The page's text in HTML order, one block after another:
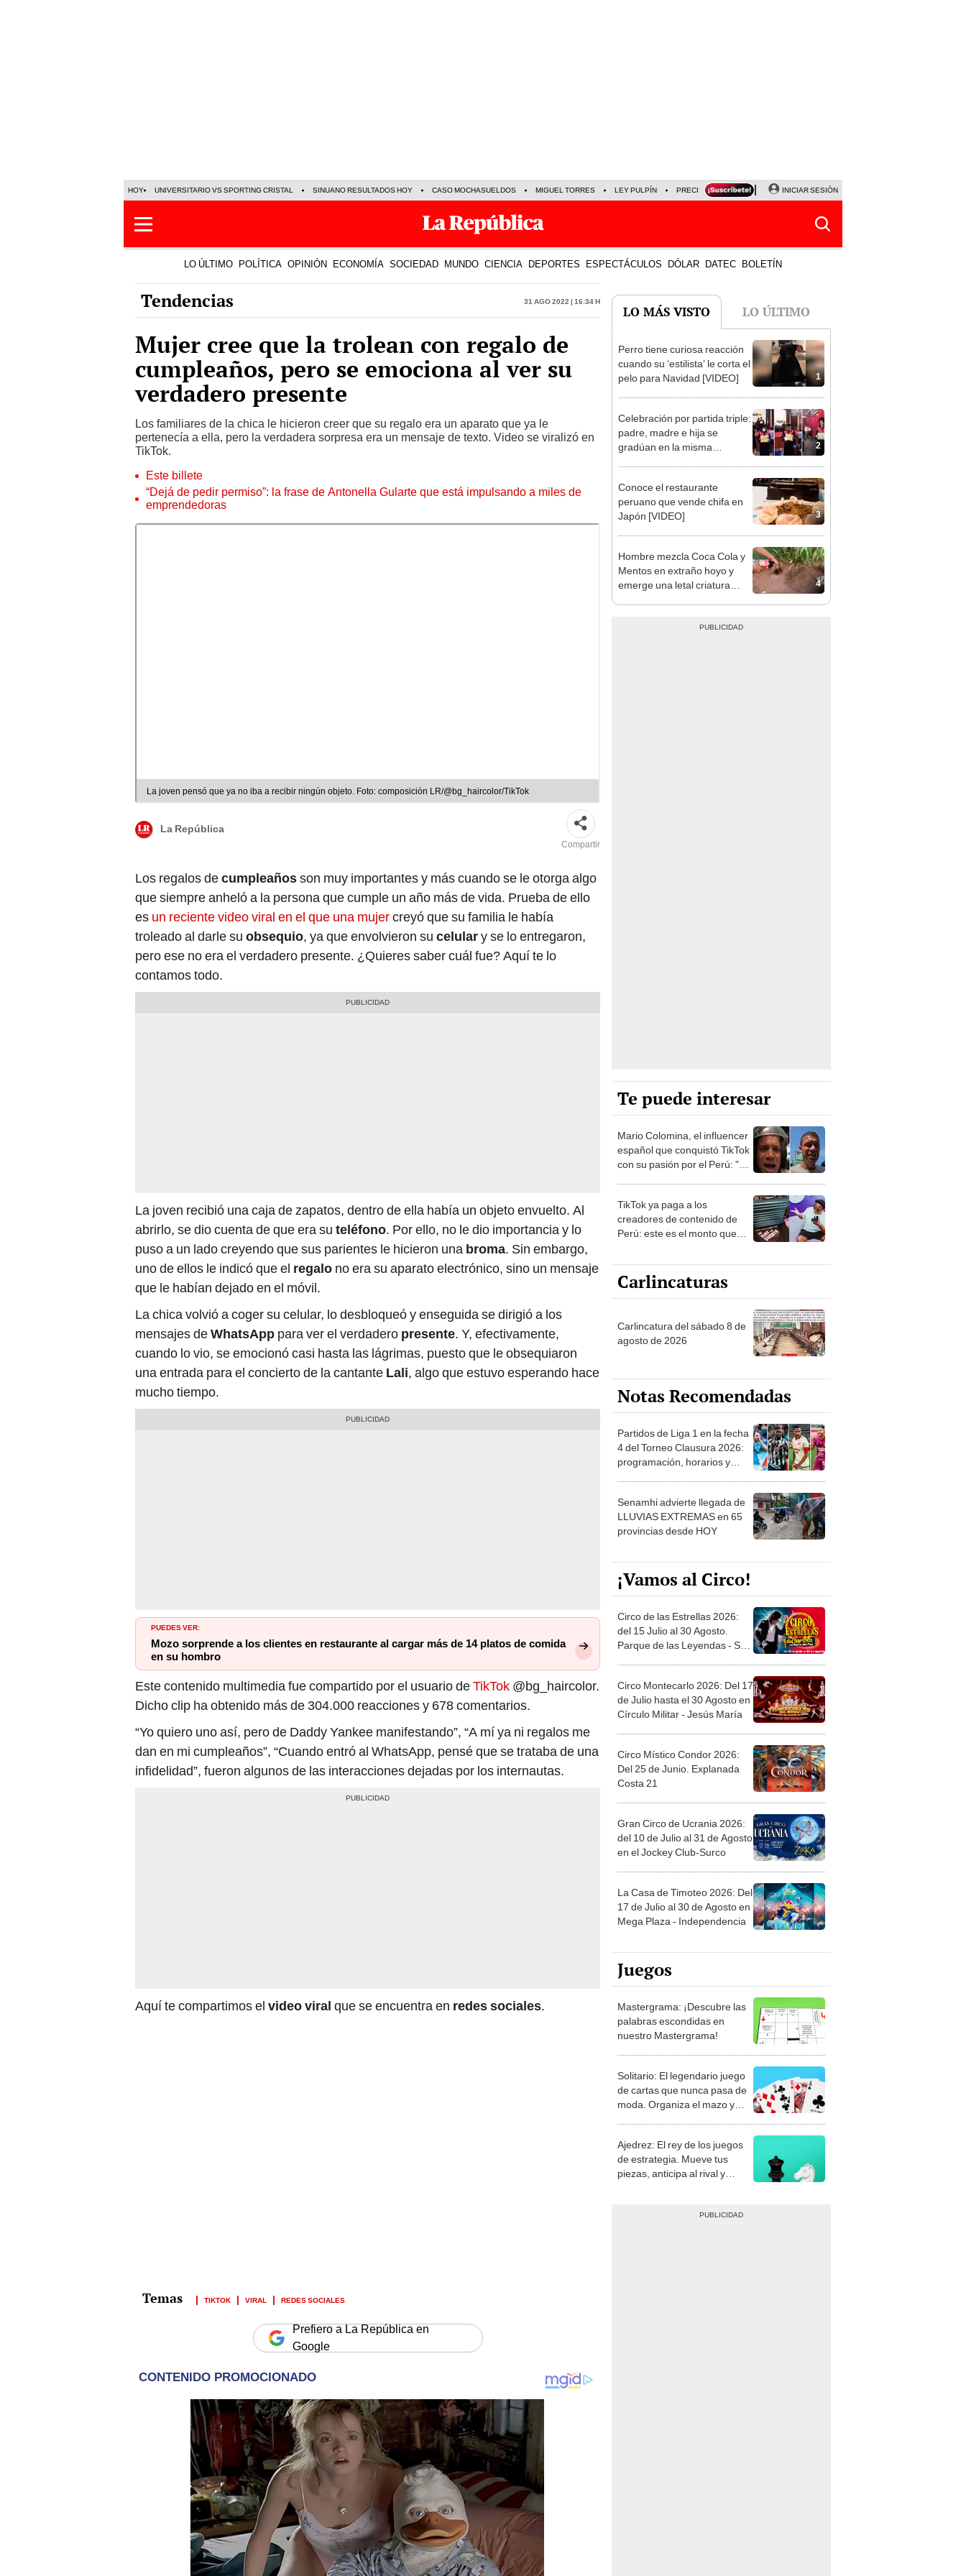
HOY UNIVERSITARIO VS SPORTING CRISTAL SINUANO RESULTADOS HOY CASO MOCHASUELDOS MIGUEL TORRES LEY PULPÍN PRECIO DEL DÓLAR CORTE DE LUZ VIERNES 7 DE AGOSTO
INICIAR SESIÓN
LO ÚLTIMO POLÍTICA OPINIÓN ECONOMÍA SOCIEDAD MUNDO CIENCIA DEPORTES ESPECTÁCULOS DÓLAR DATEC BOLETÍN
Tendencias 31 Ago 2022 | 16:34 h
Mujer cree que la trolean con regalo de
cumpleaños, pero se emociona al ver su
verdadero presente
Los familiares de la chica le hicieron creer que su regalo era un aparato que ya le
pertenecía a ella, pero la verdadera sorpresa era un mensaje de texto. Video se viralizó en
TikTok.
Este billete
“Dejá de pedir permiso”: la frase de Antonella Gularte que está impulsando a miles de
emprendedoras
La joven pensó que ya no iba a recibir ningún objeto. Foto: composición LR/@bg_haircolor/TikTok
La República
Compartir
Los regalos decumpleañosson muy importantes y más cuando se le otorga algo
que siempre anheló a la persona que cumple un año más de vida. Prueba de ello
es un reciente video viral en el que una mujercreyó que su familia le había
troleado al darle su obsequio, ya que envolvieron su celulary se lo entregaron,
pero ese no era el verdadero presente. ¿Quieres saber cuál fue? Aquí te lo
contamos todo.
La joven recibió una caja de zapatos, dentro de ella había un objeto envuelto. Al
abrirlo, se dio cuenta de que era su teléfono. Por ello, no le dio importancia y lo
puso a un lado creyendo que sus parientes le hicieron una broma. Sin embargo,
uno de ellos le indicó que el regalo no era su aparato electrónico, sino un mensaje
que le habían dejado en el móvil.
La chica volvió a coger su celular, lo desbloqueó y enseguida se dirigió a los
mensajes deWhatsApp para ver el verdadero presente. Y, efectivamente,
cuando lo vio, se emocionó casi hasta las lágrimas, puesto que le obsequiaron
una entrada para el concierto de la cantante Lali, algo que estuvo esperando hace
mucho tiempo.
PUEDES VER:
Mozo sorprende a los clientes en restaurante al cargar más de 14 platos de comida
en su hombro
Este contenido multimedia fue compartido por el usuario deTikTok @bg_haircolor.
Dicho clip ha obtenido más de 304.000 reacciones y 678 comentarios.
“Yo quiero uno así, pero de Daddy Yankee manifestando”, “A mí ya ni regalos me
dan en mi cumpleaños”, “Cuando entró al WhatsApp, pensé que se trataba de una
infidelidad”, fueron algunos de las interacciones dejadas por los internautas.
Aquí te compartimos el video viral que se encuentra en redes sociales.
TIKTOK VIRAL REDES SOCIALES
Prefiero a La República en
Google
LO MÁS VISTO LO ÚLTIMO
1
Perro tiene curiosa reacción
cuando su ‘estilista’ le corta el
pelo para Navidad [VIDEO]
2
Celebración por partida triple:
padre, madre e hija se
gradúan en la misma
3
Conoce el restaurante
peruano que vende chifa en
Japón [VIDEO]
4
Hombre mezcla Coca Cola y
Mentos en extraño hoyo y
emerge una letal criatura
Te puede interesar
Mario Colomina, el influencer
español que conquistó TikTok
con su pasión por el Perú: "Mi
TikTok ya paga a los
creadores de contenido de
Perú: este es el monto que
1.000 vistas
Carlincaturas
Carlincatura del sábado 8 de
agosto de 2026
Notas Recomendadas
Partidos de Liga 1 en la fecha
4 del Torneo Clausura 2026:
programación, horarios y
Senamhi advierte llegada de
LLUVIAS EXTREMAS en 65
provincias desde HOY
¡Vamos al Circo!
Circo de las Estrellas 2026:
del 15 Julio al 30 Agosto.
Parque de las Leyendas - San
Circo Montecarlo 2026: Del 17
de Julio hasta el 30 Agosto en
Círculo Militar - Jesús María
Circo Místico Condor 2026:
Del 25 de Junio. Explanada
Costa 21
Gran Circo de Ucrania 2026:
del 10 de Julio al 31 de Agosto
en el Jockey Club-Surco
La Casa de Timoteo 2026: Del
17 de Julio al 30 de Agosto en
Mega Plaza - Independencia
Juegos
Mastergrama: ¡Descubre las
palabras escondidas en
nuestro Mastergrama!
Solitario: El legendario juego
de cartas que nunca pasa de
moda. Organiza el mazo y
Ajedrez: El rey de los juegos
de estrategia. Mueve tus
piezas, anticipa al rival y